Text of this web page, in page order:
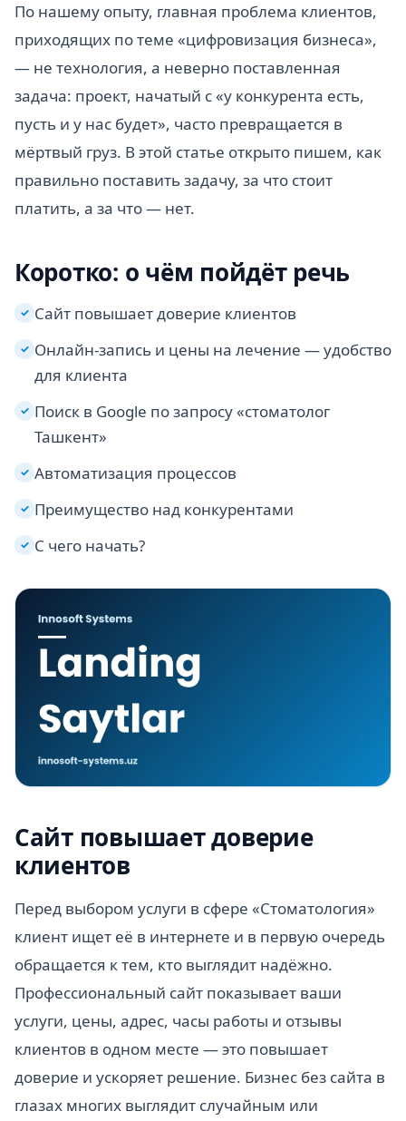
По нашему опыту, главная проблема клиентов,
приходящих по теме «цифровизация бизнеса»,
— не технология, а неверно поставленная
задача: проект, начатый с «у конкурента есть,
пусть и у нас будет», часто превращается в
мёртвый груз. В этой статье открыто пишем, как
правильно поставить задачу, за что стоит
платить, а за что — нет.
Коротко: о чём пойдёт речь
✓ Сайт повышает доверие клиентов
✓ Онлайн-запись и цены на лечение — удобство
для клиента
✓ Поиск в Google по запросу «стоматолог
Ташкент»
✓ Автоматизация процессов
✓ Преимущество над конкурентами
✓ С чего начать?
Сайт повышает доверие
клиентов
Перед выбором услуги в сфере «Стоматология»
клиент ищет её в интернете и в первую очередь
обращается к тем, кто выглядит надёжно.
Профессиональный сайт показывает ваши
услуги, цены, адрес, часы работы и отзывы
клиентов в одном месте — это повышает
доверие и ускоряет решение. Бизнес без сайта в
глазах многих выглядит случайным или